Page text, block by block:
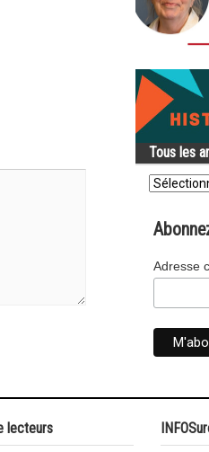
Tous les
Tous
les
d’INFOSuroit
Adresse
lecteurs